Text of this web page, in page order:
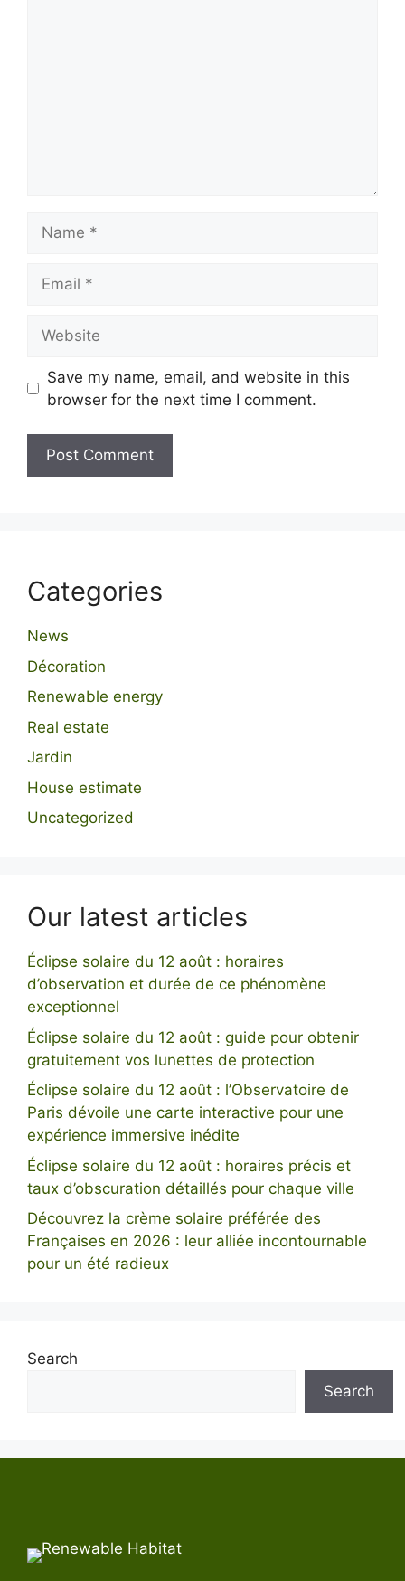
Save my name, email, and website in this
browser for the next time I comment.
Categories
News
Décoration
Renewable energy
Real estate
Jardin
House estimate
Uncategorized
Our latest articles
Éclipse solaire du 12 août : horaires
d’observation et durée de ce phénomène
exceptionnel
Éclipse solaire du 12 août : guide pour obtenir
gratuitement vos lunettes de protection
Éclipse solaire du 12 août : l’Observatoire de
Paris dévoile une carte interactive pour une
expérience immersive inédite
Éclipse solaire du 12 août : horaires précis et
taux d’obscuration détaillés pour chaque ville
Découvrez la crème solaire préférée des
Françaises en 2026 : leur alliée incontournable
pour un été radieux
Search
Search